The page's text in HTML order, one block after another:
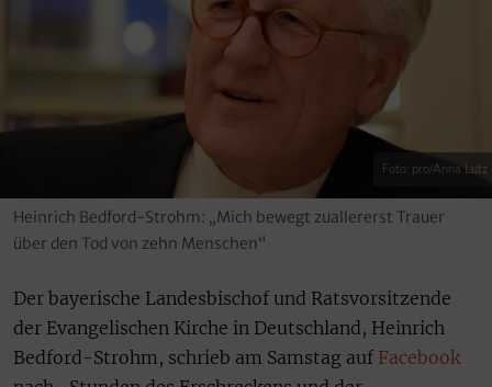
Foto: pro/Anna Lutz
Heinrich Bedford-Strohm: „Mich bewegt zuallererst Trauer
über den Tod von zehn Menschen“
Der bayerische Landesbischof und Ratsvorsitzende
der Evangelischen Kirche in Deutschland, Heinrich
Bedford-Strohm, schrieb am Samstag auf Facebook